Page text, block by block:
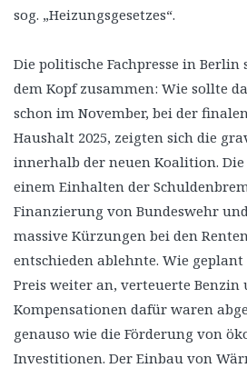
sog. „Heizungsgesetzes“.
Die politische Fachpresse in Berlin
dem Kopf zusammen: Wie sollte
schon im November, bei der
Haushalt 2025, zeigten sich die
innerhalb der neuen Koalition. Die
einem Einhalten der
Finanzierung von Bundeswehr
massive Kürzungen bei den
entschieden ablehnte. Wie geplant
Preis weiter an, verteuerte Benzin
Kompensationen dafür waren
genauso wie die Förderung von
Investitionen. Der Einbau von